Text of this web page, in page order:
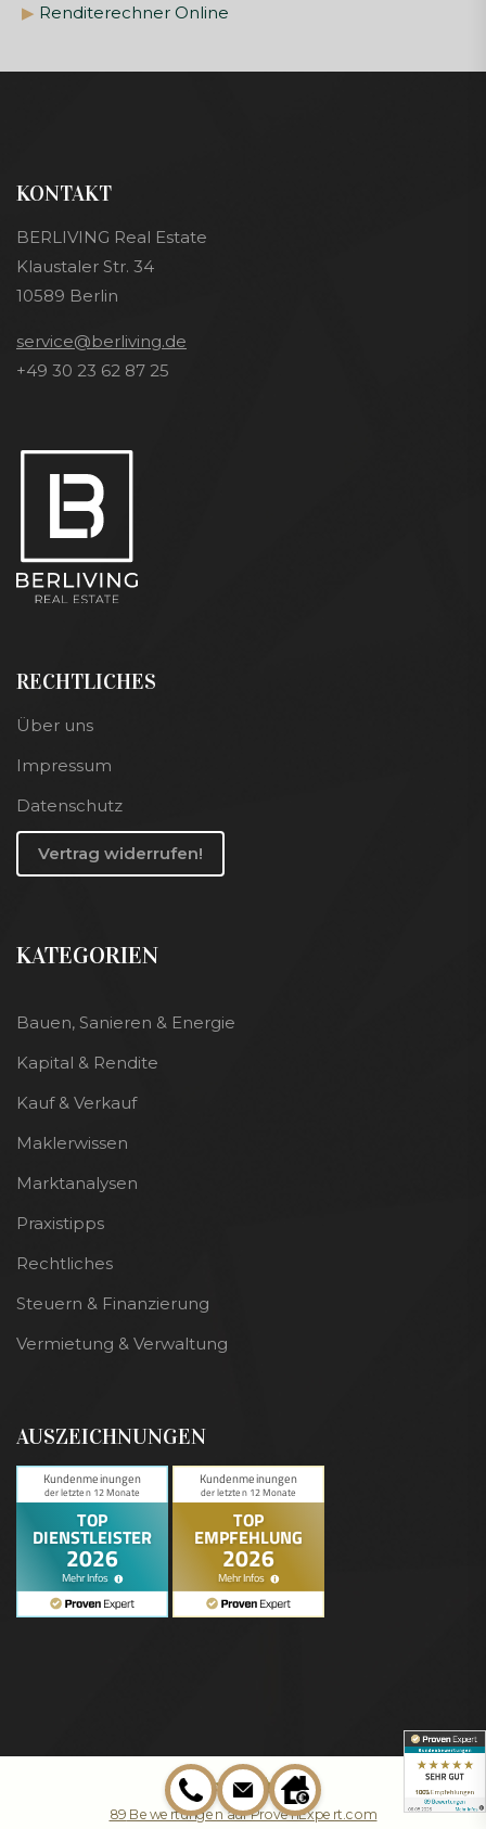
▶ Renditerechner Online
KONTAKT
BERLIVING Real Estate
Klaustaler Str. 34
10589 Berlin
service@berliving.de
+49 30 23 62 87 25
RECHTLICHES
Über uns
Impressum
Datenschutz
Vertrag widerrufen!
KATEGORIEN
Bauen, Sanieren & Energie
Kapital & Rendite
Kauf & Verkauf
Maklerwissen
Marktanalysen
Praxistipps
Rechtliches
Steuern & Finanzierung
Vermietung & Verwaltung
AUSZEICHNUNGEN
89 Bewertungen auf ProvenExpert.com